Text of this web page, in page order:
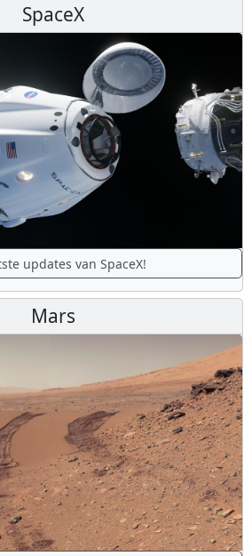
SpaceX
updates van SpaceX!
Mars